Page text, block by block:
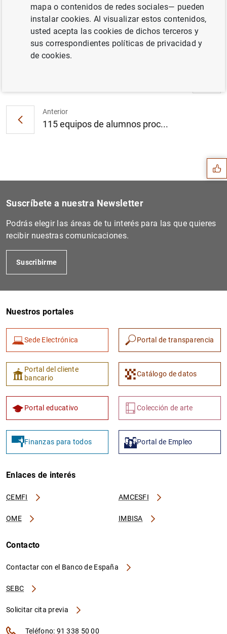
y el Concurso de Educación Financiera (118
KB)
Anterior
115 equipos de alumnos proc... Sugerencias
Suscríbete a nuestra Newsletter
Podrás elegir las áreas de tu interés para las que quieres
recibir nuestras comunicaciones.
Suscribirme
Nuestros portales
Sede Electrónica Portal de transparencia
Portal del cliente
bancario
Catálogo de datos
Portal educativo Colección de arte
Finanzas para todos Portal de Empleo
Enlaces de interés
CEMFI AMCESFI
OME IMBISA
Contacto
Contactar con el Banco de España
SEBC
Solicitar cita previa
Teléfono: 91 338 50 00
mapa o contenidos de redes sociales— pueden
instalar cookies. Al visualizar estos contenidos,
usted acepta las cookies de dichos terceros y
sus correspondientes políticas de privacidad y
de cookies.